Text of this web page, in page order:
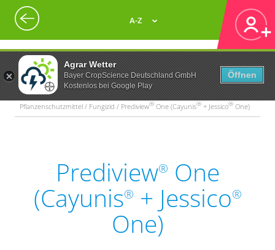
Agrar Wetter
Bayer CropScience Deutschland GmbH
Kostenlos bei Google Play
Öffnen
A-Z
Pflanzenschutzmittel / Fungizid / Prediview® One (Cayunis® + Jessico® One)
Prediview® One
(Cayunis® + Jessico®
One)